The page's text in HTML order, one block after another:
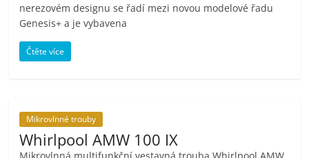
nerezovém designu se řadí mezi novou modelové řadu
Genesis+ a je vybavena
Čtěte více
Mikrovlnné trouby
Whirlpool AMW 100 IX